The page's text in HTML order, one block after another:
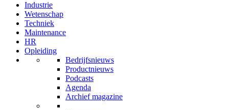
Industrie
Wetenschap
Techniek
Maintenance
HR
Opleiding
Bedrijfsnieuws
Productnieuws
Podcasts
Agenda
Archief magazine